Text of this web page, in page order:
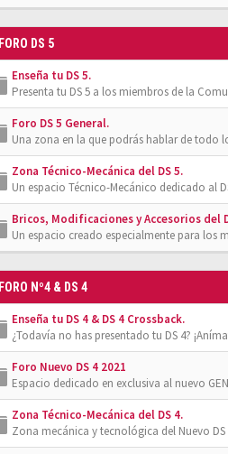
FORO DS 5
Enseña tu DS 5.
Presenta tu DS 5 a los miembros de la
Foro DS 5 General.
Una zona en la que podrás hablar de todo
Zona Técnico-Mecánica del DS 5.
Un espacio Técnico-Mecánico dedicado al
Bricos, Modificaciones y Accesorios del
Un espacio creado especialmente para
FORO Nº4 & DS 4
Enseña tu DS 4 & DS 4 Crossback.
¿Todavía no has presentado tu DS 4?
Foro Nuevo DS 4 2021
Espacio dedicado en exclusiva al nuevo
Zona Técnico-Mecánica del DS 4.
Zona mecánica y tecnológica del Nuevo DS